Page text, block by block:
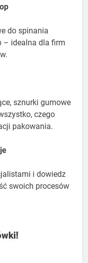
do spinania
– idealna dla firm
sznurki gumowe
czego
pakowania.
i dowiedz
swoich procesów